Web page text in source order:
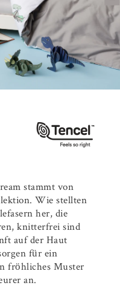
stammt von
Wie stellten
her, die
knitterfrei sind
auf der Haut
für ein
fröhliches Muster
an.